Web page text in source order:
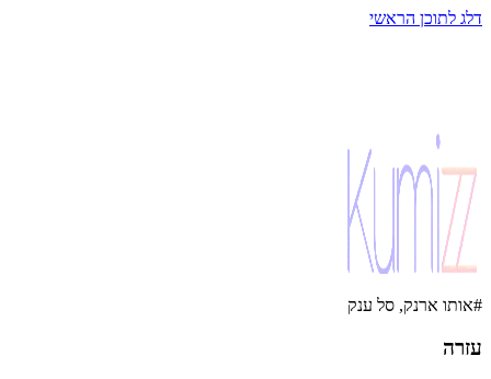
דלג לתוכן הראשי
#אותו ארנק, סל ענק
עזרה